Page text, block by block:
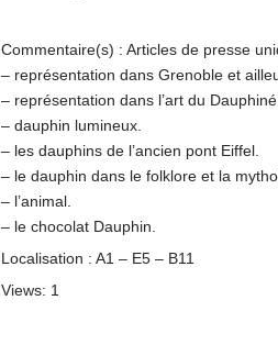
Commentaire(s) : Articles de presse
– représentation dans Grenoble et
– représentation dans l’art du Dauphiné.
– dauphin lumineux.
– les dauphins de l’ancien pont Eiffel.
– le dauphin dans le folklore et la
– l’animal.
– le chocolat Dauphin.
Localisation : A1 – E5 – B11
Views: 1